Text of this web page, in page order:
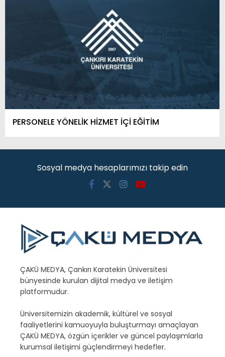
PERSONELE YÖNELİK HİZMET İÇİ EĞİTİM
Sosyal medya hesaplarımızı takip edin
ÇAKÜ MEDYA, Çankırı Karatekin Üniversitesi
bünyesinde kurulan dijital medya ve iletişim
platformudur.
Üniversitemizin akademik, kültürel ve sosyal
faaliyetlerini kamuoyuyla buluşturmayı amaçlayan
ÇAKÜ MEDYA, özgün içerikler ve güncel paylaşımlarla
kurumsal iletişimi güçlendirmeyi hedefler.